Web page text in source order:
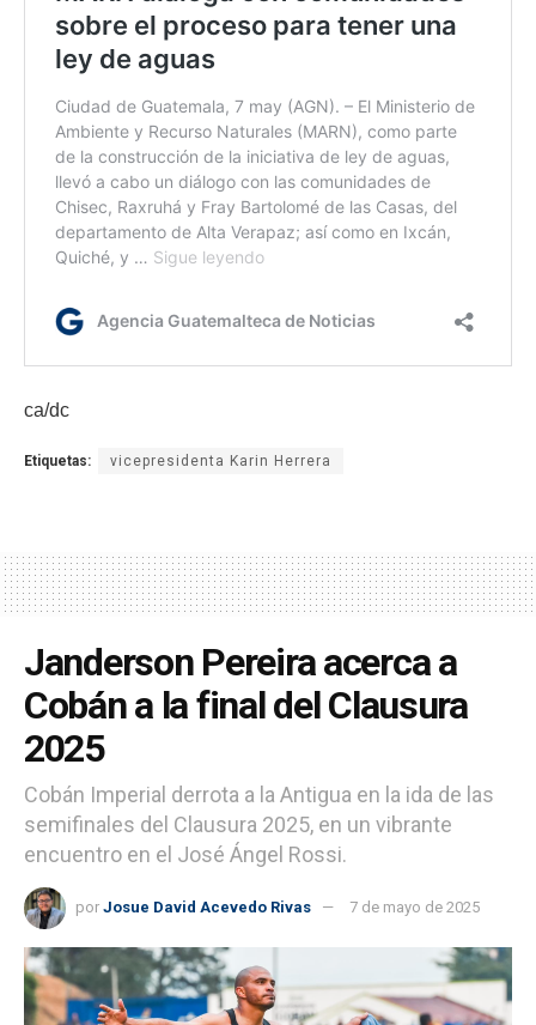
ca/dc
Etiquetas: vicepresidenta Karin Herrera
Janderson Pereira acerca a
Cobán a la final del Clausura
2025
Cobán Imperial derrota a la Antigua en la ida de las
semifinales del Clausura 2025, en un vibrante
encuentro en el José Ángel Rossi.
por Josue David Acevedo Rivas 7 de mayo de 2025